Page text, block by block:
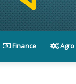
Finance Agro